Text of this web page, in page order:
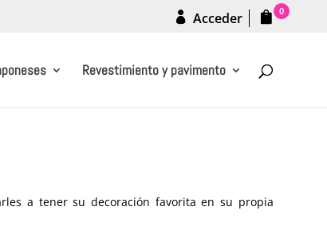
Acceder 0
Revestimiento y pavimento
a tener su decoración favorita en su propia